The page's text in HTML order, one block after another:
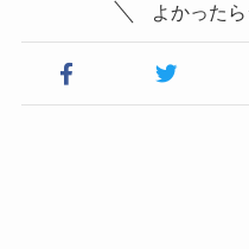
よかった